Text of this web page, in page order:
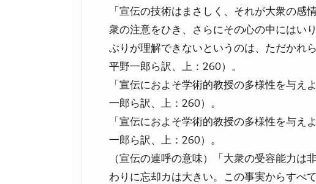
「宣伝の技術はまさしく、それが大衆の
衆の注意をひき、さらにその心の中にはい
ぶりが理解できないというのは、ただかれ
平野一郎ら訳、上：260）。
「宣伝におよそ学術的教授の多様性を与
一郎ら訳、上：260）。
「宣伝におよそ学術的教授の多様性を与
一郎ら訳、上：260）。
（宣伝の連呼の意味）「大衆の受容能力
わりに忘却カは大きい。この事実からすべ